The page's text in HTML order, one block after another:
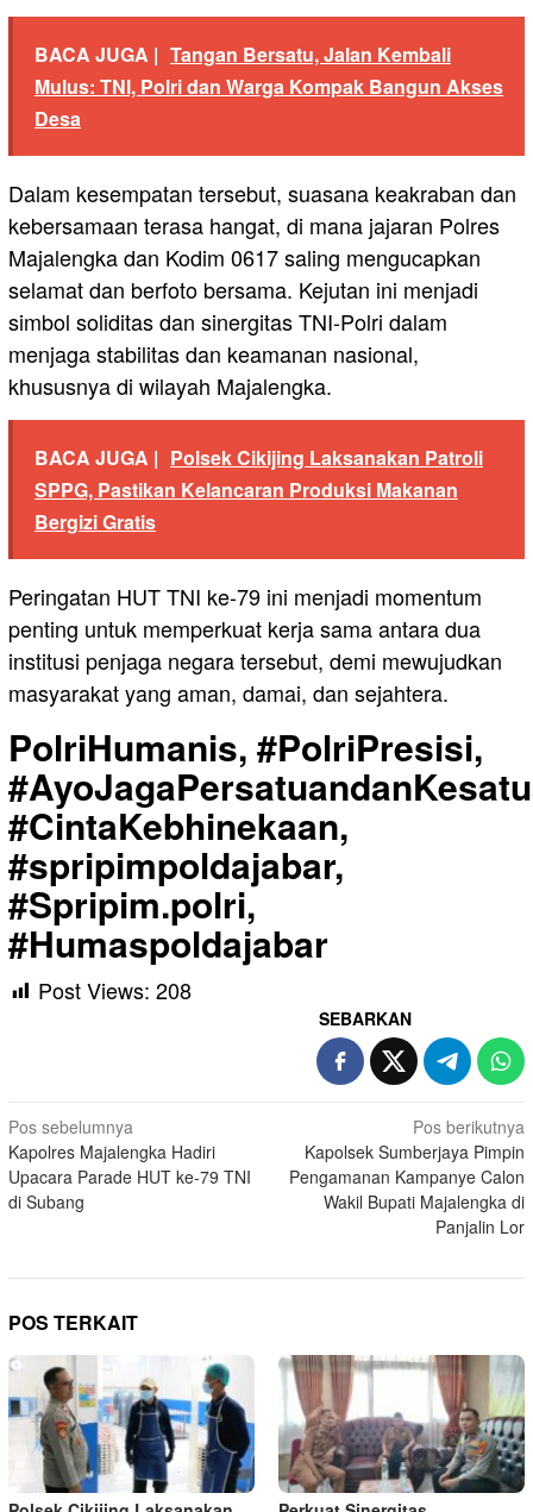
BACA JUGA | Tangan Bersatu, Jalan Kembali
Mulus: TNI, Polri dan Warga Kompak Bangun Akses
Desa
Dalam kesempatan tersebut, suasana keakraban dan
kebersamaan terasa hangat, di mana jajaran Polres
Majalengka dan Kodim 0617 saling mengucapkan
selamat dan berfoto bersama. Kejutan ini menjadi
simbol soliditas dan sinergitas TNI-Polri dalam
menjaga stabilitas dan keamanan nasional,
khususnya di wilayah Majalengka.
BACA JUGA | Polsek Cikijing Laksanakan Patroli
SPPG, Pastikan Kelancaran Produksi Makanan
Bergizi Gratis
Peringatan HUT TNI ke-79 ini menjadi momentum
penting untuk memperkuat kerja sama antara dua
institusi penjaga negara tersebut, demi mewujudkan
masyarakat yang aman, damai, dan sejahtera.
PolriHumanis, #PolriPresisi,
#CintaKebhinekaan,
#spripimpoldajabar,
#Spripim.polri,
#Humaspoldajabar
Post Views: 208
SEBARKAN
Navigasi
pos
Pos sebelumnya
Kapolres Majalengka Hadiri
Upacara Parade HUT ke-79 TNI
di Subang
Pos berikutnya
Kapolsek Sumberjaya Pimpin
Pengamanan Kampanye Calon
Wakil Bupati Majalengka di
Panjalin Lor
POS TERKAIT